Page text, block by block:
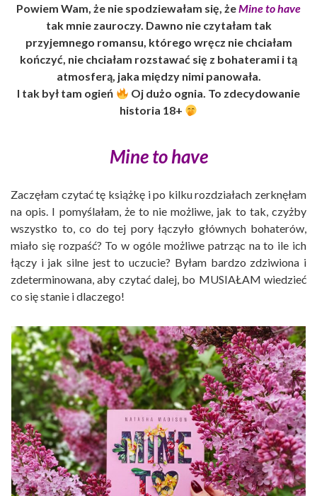
Powiem Wam, że nie spodziewałam się, żeMine to have
tak mnie zauroczy. Dawno nie czytałam tak
przyjemnego romansu, którego wręcz nie chciałam
kończyć, nie chciałam rozstawać się z bohaterami i tą
atmosferą, jaka między nimi panowała.
I tak był tam ogień
Oj dużo ognia. To zdecydowanie
historia 18+
Mine to have
Zaczęłam czytać tę książkę i po kilku rozdziałach zerknęłam
na opis. I pomyślałam, że to nie możliwe, jak to tak, czyżby
wszystko to, co do tej pory łączyło głównych bohaterów,
miało się rozpaść? To w ogóle możliwe patrząc na to ile ich
łączy i jak silne jest to uczucie? Byłam bardzo zdziwiona i
zdeterminowana, aby czytać dalej, bo MUSIAŁAM wiedzieć
co się stanie i dlaczego!